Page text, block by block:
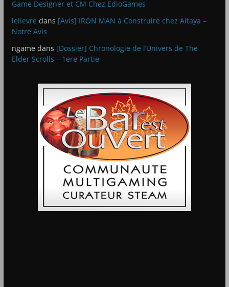
Game Designer et CM Chez EdioGames
lelievre dans [Avis] IRON MAN à Construire chez Altaya –
Notre Avis
ngame dans [Dossier] Chronologie de l’Univers de The
Elder Scrolls – 1ere Partie